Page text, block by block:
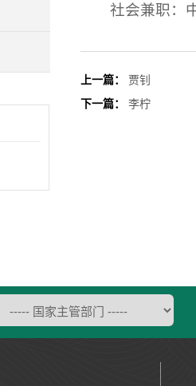
社会兼职：
上一篇：
贾钊
下一篇：
李柠